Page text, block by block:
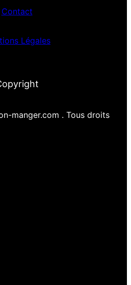
Contact
Légales
manger.com . Tous droits